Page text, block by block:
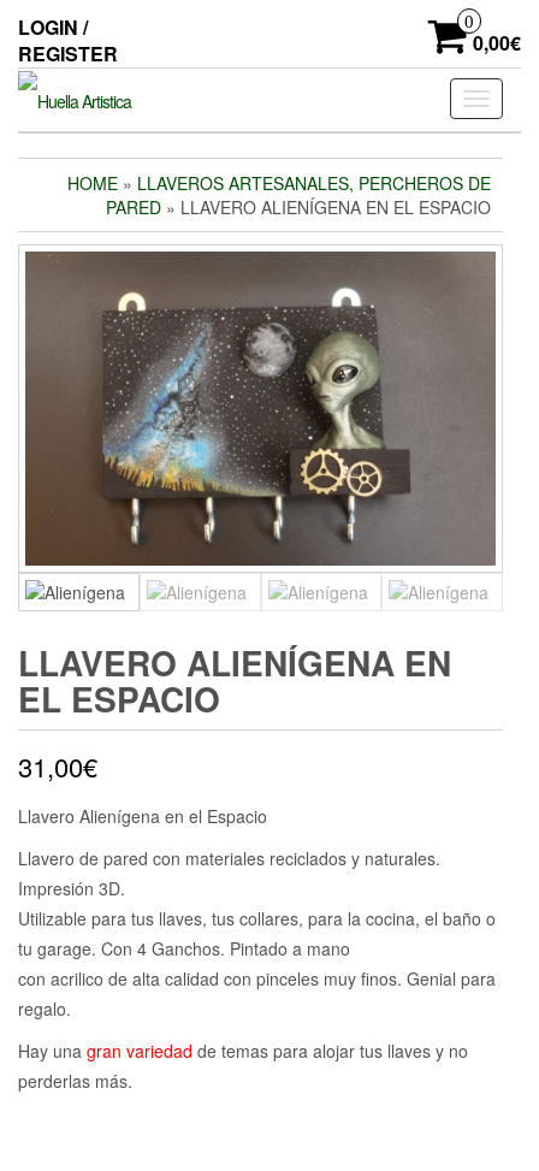
the
content
LOGIN /
REGISTER
0
0,00€
Toggle
HOME » LLAVEROS ARTESANALES, PERCHEROS DE
PARED » LLAVERO ALIENÍGENA EN EL ESPACIO
LLAVERO ALIENÍGENA EN
EL ESPACIO
31,00€
Llavero Alienígena en el Espacio
Llavero de pared con materiales reciclados y naturales.
Impresión 3D.
Utilizable para tus llaves, tus collares, para la cocina, el baño o
tu garage. Con 4 Ganchos. Pintado a mano
con acrilico de alta calidad con pinceles muy finos. Genial para
regalo.
Hay una gran variedad de temas para alojar tus llaves y no
perderlas más.